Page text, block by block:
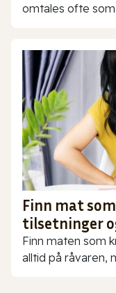
omtales ofte som
Finn mat
tilsetninger
Finn maten som
alltid på råvaren,